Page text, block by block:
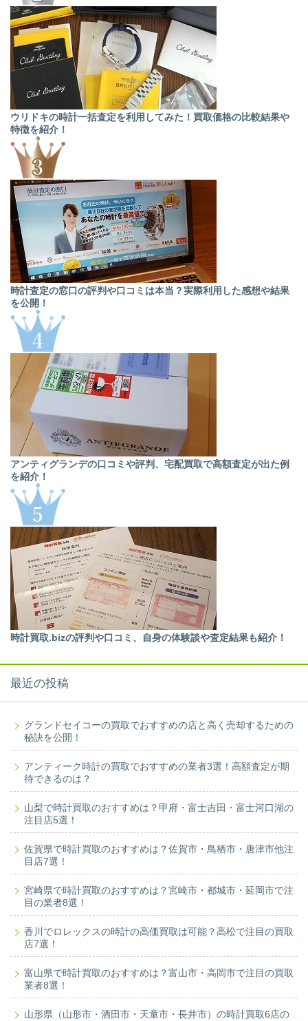
ウリドキの時計一括査定を利用してみた！買取価格の比較結果や
特徴を紹介！
時計査定の窓口の評判や口コミは本当？実際利用した感想や結果
を公開！
アンティグランデの口コミや評判、宅配買取で高額査定が出た例
を紹介！
時計買取.bizの評判や口コミ、自身の体験談や査定結果も紹介！
最近の投稿
グランドセイコーの買取でおすすめの店と高く売却するための
秘訣を公開！
アンティーク時計の買取でおすすめの業者3選！高額査定が期
待できるのは？
山梨で時計買取のおすすめは？甲府・富士吉田・富士河口湖の
注目店5選！
佐賀県で時計買取のおすすめは？佐賀市・鳥栖市・唐津市他注
目店7選！
宮崎県で時計買取のおすすめは？宮崎市・都城市・延岡市で注
目の業者8選！
香川でロレックスの時計の高価買取は可能？高松で注目の買取
店7選！
富山県で時計買取のおすすめは？富山市・高岡市で注目の買取
業者8選！
山形県（山形市・酒田市・天童市・長井市）の時計買取6店の